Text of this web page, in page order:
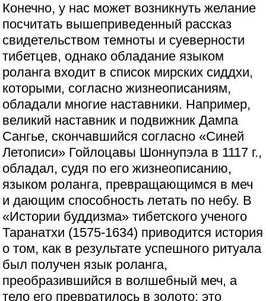
Конечно, у нас может возникнуть желание
посчитать вышеприведенный рассказ
свидетельством темноты и суеверности
тибетцев, однако обладание языком
роланга входит в список мирских сиддхи,
которыми, согласно жизнеописаниям,
обладали многие наставники. Например,
великий наставник и подвижник Дампа
Сангье, скончавшийся согласно «Синей
Летописи» Гойлоцавы Шоннупэла в 1117 г.,
обладал, судя по его жизнеописанию,
языком роланга, превращающимся в меч
и дающим способность летать по небу. В
«Истории буддизма» тибетского ученого
Таранатхи (1575-1634) приводится история
о том, как в результате успешного ритуала
был получен язык роланга,
преобразившийся в волшебный меч, а
тело его превратилось в золото; это